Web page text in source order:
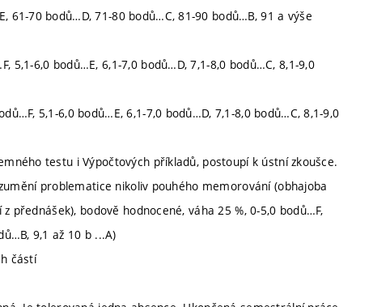
61-70 bodů…D, 71-80 bodů…C, 81-90 bodů…B, 91 a výše
5,1-6,0 bodů…E, 6,1-7,0 bodů…D, 7,1-8,0 bodů…C, 8,1-9,0
5,1-6,0 bodů…E, 6,1-7,0 bodů…D, 7,1-8,0 bodů…C, 8,1-9,0
testu i Výpočtových příkladů, postoupí k ústní zkoušce.
problematice nikoliv pouhého memorování (obhajoba
bodově hodnocené, váha 25 %, 0-5,0 bodů…F,
9,1 až 10 b ...A)
částí